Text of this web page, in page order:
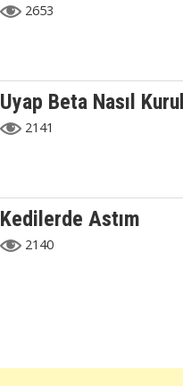
2653
Uyap Beta Nasıl
2141
Kedilerde Astım
2140